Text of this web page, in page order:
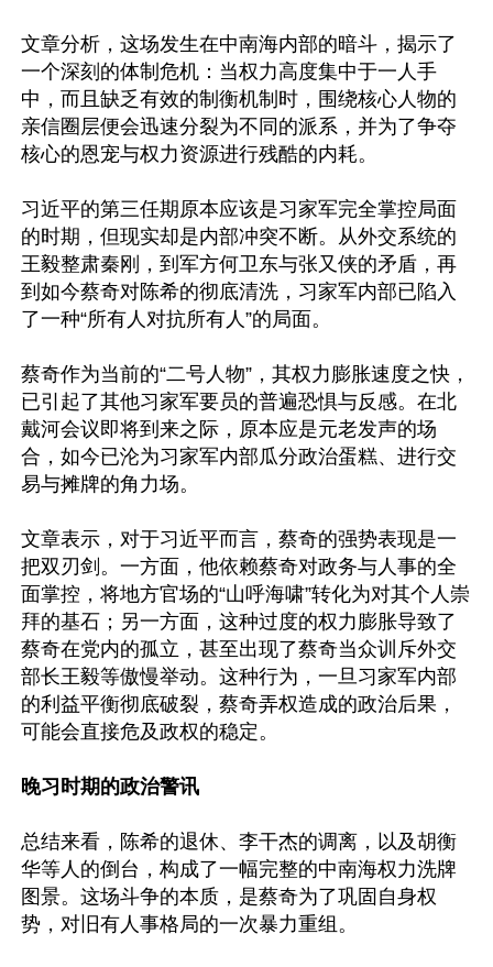
文章分析，这场发生在中南海内部的暗斗，揭示了
一个深刻的体制危机：当权力高度集中于一人手
中，而且缺乏有效的制衡机制时，围绕核心人物的
亲信圈层便会迅速分裂为不同的派系，并为了争夺
核心的恩宠与权力资源进行残酷的内耗。
习近平的第三任期原本应该是习家军完全掌控局面
的时期，但现实却是内部冲突不断。从外交系统的
王毅整肃秦刚，到军方何卫东与张又侠的矛盾，再
到如今蔡奇对陈希的彻底清洗，习家军内部已陷入
了一种“所有人对抗所有人”的局面。
蔡奇作为当前的“二号人物”，其权力膨胀速度之快，
已引起了其他习家军要员的普遍恐惧与反感。在北
戴河会议即将到来之际，原本应是元老发声的场
合，如今已沦为习家军内部瓜分政治蛋糕、进行交
易与摊牌的角力场。
文章表示，对于习近平而言，蔡奇的强势表现是一
把双刃剑。一方面，他依赖蔡奇对政务与人事的全
面掌控，将地方官场的“山呼海啸”转化为对其个人崇
拜的基石；另一方面，这种过度的权力膨胀导致了
蔡奇在党内的孤立，甚至出现了蔡奇当众训斥外交
部长王毅等傲慢举动。这种行为，一旦习家军内部
的利益平衡彻底破裂，蔡奇弄权造成的政治后果，
可能会直接危及政权的稳定。
晚习时期的政治警讯
总结来看，陈希的退休、李干杰的调离，以及胡衡
华等人的倒台，构成了一幅完整的中南海权力洗牌
图景。这场斗争的本质，是蔡奇为了巩固自身权
势，对旧有人事格局的一次暴力重组。